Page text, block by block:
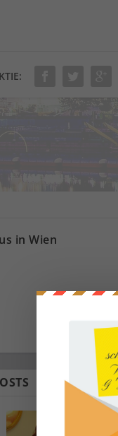
in Wien